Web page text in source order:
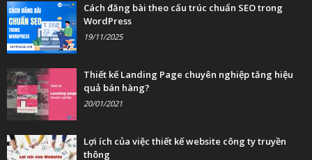
Cách đăng bài theo cấu trúc chuẩn SEO trong
WordPress
19/11/2025
Thiết kế Landing Page chuyên nghiệp tăng hiệu
quả bán hàng?
20/01/2021
Lợi ích của việc thiết kế website công ty truyền
thông